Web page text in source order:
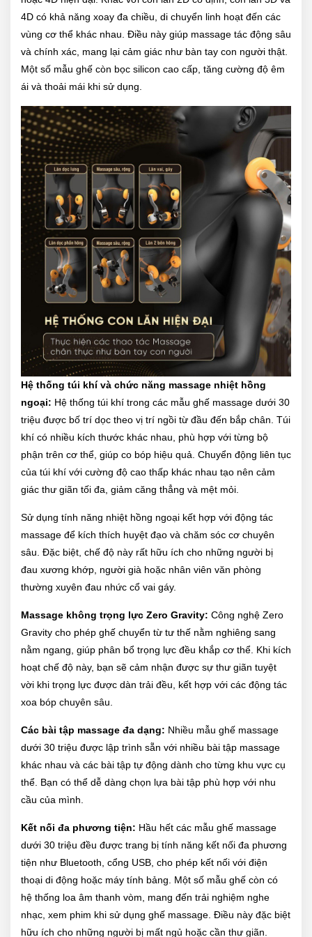
4D có khả năng xoay đa chiều, di chuyển linh hoạt đến các
vùng cơ thể khác nhau. Điều này giúp massage tác động sâu
và chính xác, mang lại cảm giác như bàn tay con người thật.
Một số mẫu ghế còn bọc silicon cao cấp, tăng cường độ êm
ái và thoải mái khi sử dụng.
Hệ thống túi khí và chức năng massage nhiệt hồng
ngoại: Hệ thống túi khí trong các mẫu ghế massage dưới 30
triệu được bố trí dọc theo vị trí ngồi từ đầu đến bắp chân. Túi
khí có nhiều kích thước khác nhau, phù hợp với từng bộ
phận trên cơ thể, giúp co bóp hiệu quả. Chuyển động liên tục
của túi khí với cường độ cao thấp khác nhau tạo nên cảm
giác thư giãn tối đa, giảm căng thẳng và mệt mỏi.
Sử dụng tính năng nhiệt hồng ngoại kết hợp với động tác
massage để kích thích huyệt đạo và chăm sóc cơ chuyên
sâu. Đặc biệt, chế độ này rất hữu ích cho những người bị
đau xương khớp, người già hoặc nhân viên văn phòng
thường xuyên đau nhức cổ vai gáy.
Massage không trọng lực Zero Gravity: Công nghệ Zero
Gravity cho phép ghế chuyển từ tư thế nằm nghiêng sang
nằm ngang, giúp phân bổ trọng lực đều khắp cơ thể. Khi kích
hoạt chế độ này, bạn sẽ cảm nhận được sự thư giãn tuyệt
vời khi trọng lực được dàn trải đều, kết hợp với các động tác
xoa bóp chuyên sâu.
Các bài tập massage đa dạng: Nhiều mẫu ghế massage
dưới 30 triệu được lập trình sẵn với nhiều bài tập massage
khác nhau và các bài tập tự động dành cho từng khu vực cụ
thể. Bạn có thể dễ dàng chọn lựa bài tập phù hợp với nhu
cầu của mình.
Kết nối đa phương tiện: Hầu hết các mẫu ghế massage
dưới 30 triệu đều được trang bị tính năng kết nối đa phương
tiện như Bluetooth, cổng USB, cho phép kết nối với điện
thoại di động hoặc máy tính bảng. Một số mẫu ghế còn có
hệ thống loa âm thanh vòm, mang đến trải nghiệm nghe
nhạc, xem phim khi sử dụng ghế massage. Điều này đặc biệt
hữu ích cho những người bị mất ngủ hoặc cần thư giãn.